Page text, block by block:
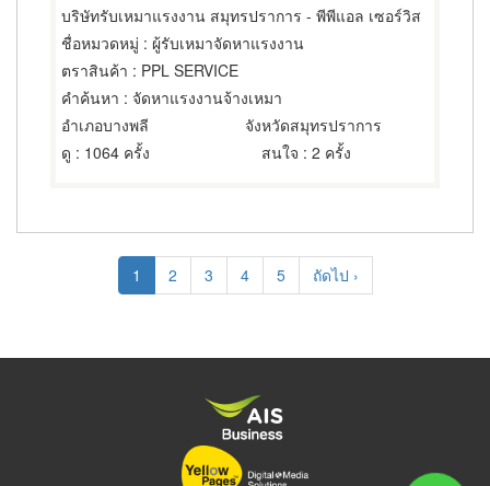
บริษัทรับเหมาแรงงาน สมุทรปราการ - พีพีแอล เซอร์วิส
ชื่อหมวดหมู่ : ผู้รับเหมาจัดหาแรงงาน
ตราสินค้า : PPL SERVICE
คำค้นหา : จัดหาแรงงานจ้างเหมา
อำเภอบางพลี
จังหวัดสมุทรปราการ
ดู : 1064 ครั้ง สนใจ : 2 ครั้ง
Pagination Current
page
1 Page
2 Page
3 Page
4 Page
5
Next
page
ถัดไป ›